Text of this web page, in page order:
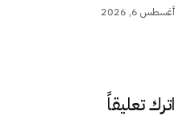
أغسطس 6, 2026
اترك تعليقاً